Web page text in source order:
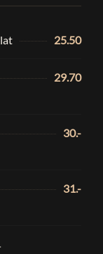
25.50
29.70
30.-
31.-